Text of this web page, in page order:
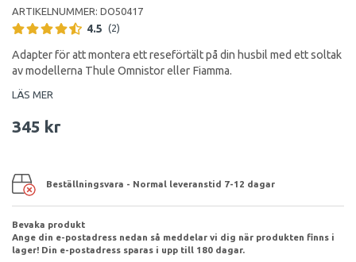
ARTIKELNUMMER: DO50417
4.5 (2)
Adapter för att montera ett reseförtält på din husbil med ett soltak
av modellerna Thule Omnistor eller Fiamma.
LÄS MER
345 kr
Beställningsvara - Normal leveranstid 7-12 dagar
Bevaka produkt
Ange din e-postadress nedan så meddelar vi dig när produkten finns i
lager! Din e-postadress sparas i upp till 180 dagar.